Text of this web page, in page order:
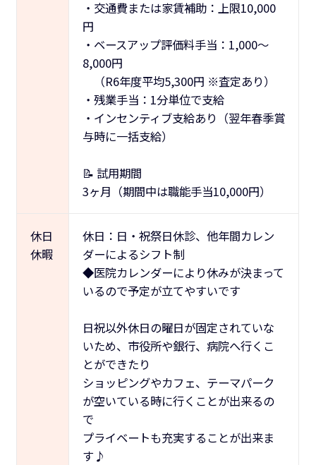
・交通費または家賃補助：上限10,000
円
・ベースアップ評価料手当：1,000～
8,000円
（R6年度平均5,300円 ※査定あり）
・残業手当：1分単位で支給
・インセンティブ支給あり（翌年春季賞
与時に一括支給）
📝 試用期間
3ヶ月（期間中は職能手当10,000円）
休日
休暇
休日：日・祝祭日休診、他年間カレン
ダーによるシフト制
◆医院カレンダーにより休みが決まって
いるので予定が立てやすいです
日祝以外休日の曜日が固定されていな
いため、市役所や銀行、病院へ行くこ
とができたり
ショッピングやカフェ、テーマパーク
が空いている時に行くことが出来るの
で
プライベートも充実することが出来ま
す♪